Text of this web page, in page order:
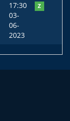
17:30
03-
06-
2023
Z